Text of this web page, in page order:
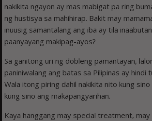
nakikita ngayon ay mas mabigat pa ring
ng hustisya sa mahihirap. Bakit may
inuusig samantalang ang iba ay tila
paanyayang makipag-ayos?
Sa ganitong uri ng dobleng pamantayan,
paniniwalang ang batas sa Pilipinas ay hindi
Wala itong piring dahil nakikita nito kung
kung sino ang makapangyarihan.
Kaya hanggang may special treatment, may